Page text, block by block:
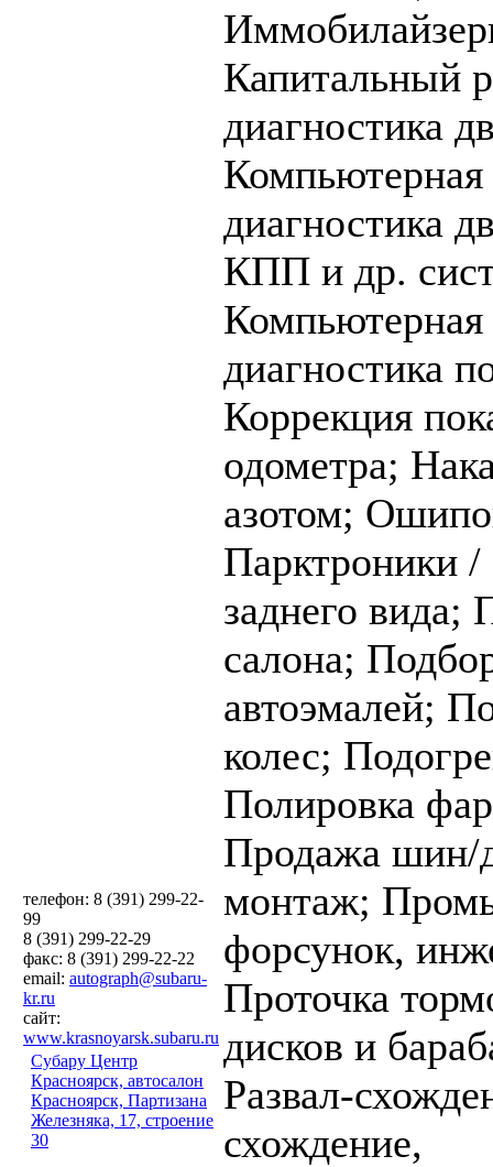
телефон: 8 (391) 299-22-
99
8 (391) 299-22-29
факс: 8 (391) 299-22-22
email: autograph@subaru-
kr.ru
сайт:
www.krasnoyarsk.subaru.ru
Субару Центр
Красноярск, автосалон
Красноярск, Партизана
Железняка, 17, строение
30
Капитальный
диагностика
Компьютерная
диагностика
КПП и др.
Компьютерная
диагностика
Коррекция
одометра;
азотом;
Парктроники
заднего вида;
салона;
автоэмалей;
колес;
Полировка
Продажа шин/
монтаж;
форсунок,
Проточка
дисков и
Развал-
схождение,